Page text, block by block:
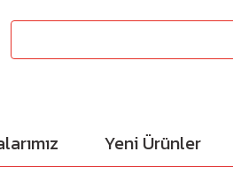
Yeni Ürünler